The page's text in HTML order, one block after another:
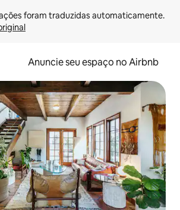
Anuncie seu espaço no Airbnb